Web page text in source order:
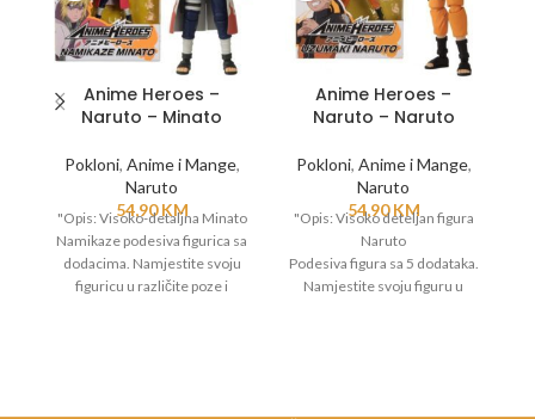
Anime Heroes –
Naruto – Minato
Pokloni, Anime i Mange,
Naruto
54,90KM
"Opis: Visoko-detaljna Minato
Namikaze podesiva figurica sa
dodacima. Namjestite svoju
figuricu u različite poze i
Anime Heroes –
Naruto – Naruto
Pokloni, Anime i Mange,
Naruto
54,90KM
"Opis: Visoko deteljan figura
Naruto
Podesiva figura sa 5 dodataka.
Namjestite svoju figuru u